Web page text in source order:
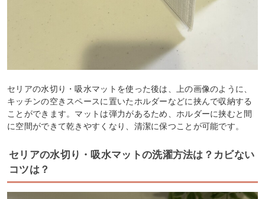
セリアの水切り・吸水マットを使った後は、上の画像のように、
キッチンの空きスペースに置いたホルダーなどに挟んで収納する
ことができます。マットは弾力があるため、ホルダーに挟むと間
に空間ができて乾きやすくなり、清潔に保つことが可能です。
セリアの水切り・吸水マットの洗濯方法は？カビない
コツは？